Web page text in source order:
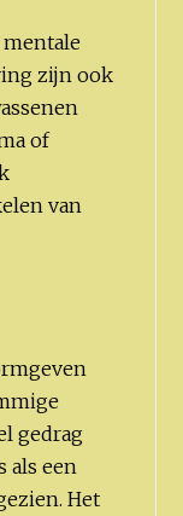
zijn ook
of
van
gedrag
als een
Het